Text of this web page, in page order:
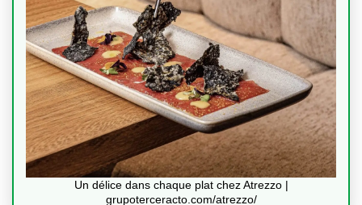
Un délice dans chaque plat chez Atrezzo |
grupoterceracto.com/atrezzo/